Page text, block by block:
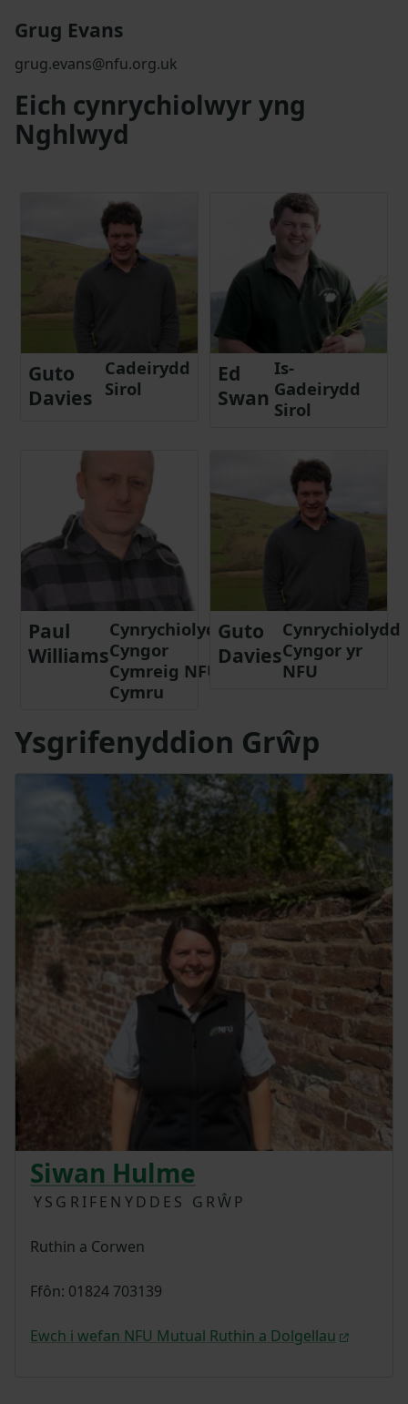
Grug Evans
grug.evans@nfu.org.uk
Eich cynrychiolwyr yng
Nghlwyd
Guto
Davies
Cadeirydd
Sirol
Ed
Swan
Is-
Gadeirydd
Sirol
Paul
Williams
Cynrychiolydd
Cyngor
Cymreig NFU
Cymru
Guto
Davies
Cynrychiolydd
Cyngor yr
NFU
Ysgrifenyddion Grŵp
Siwan Hulme
YSGRIFENYDDES GRŴP
Ruthin a Corwen
Ffôn: 01824 703139
Ewch i wefan NFU Mutual Ruthin a Dolgellau